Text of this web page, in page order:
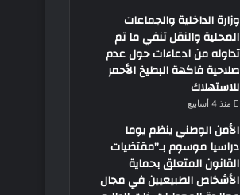
وزارة الداخلية والجماعات
المحلية والنقل تنفي ما تم
تداوله من ادعاءات حول عدم
صلاحية فاكهة البطيخ الأحمر
للاستهلاك
منذ 4 أسابيع
الأمن الوطني ينظم يوما
دراسيا موسوم بـ”مقتضيات
القانون المتعلق بحماية
الأشخاص الطبيعيين في مجال